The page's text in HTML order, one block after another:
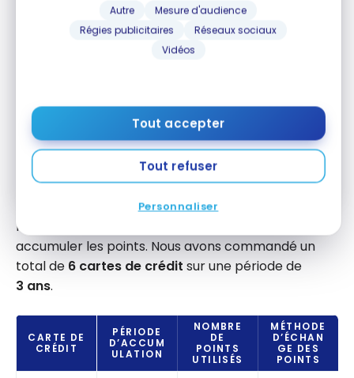
Autre
Mesure d'audience
Régies publicitaires
Réseaux sociaux
Vidéos
Tout accepter
Tout refuser
Personnaliser
crédit, livrées chaque semaine dans votre
boîte courriel.
En vous abonnant, vous recevrez nos infolettres et contenus
promotionnels et acceptez nosConditions et politique de
confidentialité. Vous pouvez vous désabonner à tout moment.
Mon conjoint et moi nous sommes mis à deux pour
accumuler les points. Nous avons commandé un
total de 6 cartes de crédit sur une période de
3 ans.
CARTE DE
CRÉDIT
PÉRIODE
D’ACCUM
ULATION
NOMBRE
DE
POINTS
UTILISÉS
MÉTHODE
D’ÉCHAN
GE DES
POINTS